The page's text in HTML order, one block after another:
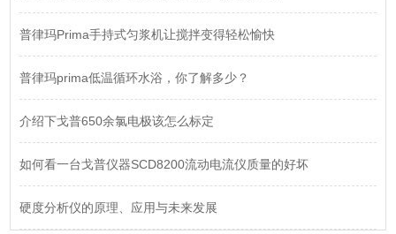
普律玛Prima手持式匀浆机让搅拌变得轻松愉快
普律玛prima低温循环水浴，你了解多少？
介绍下戈普650余氯电极该怎么标定
如何看一台戈普仪器SCD8200流动电流仪质量的好坏
硬度分析仪的原理、应用与未来发展